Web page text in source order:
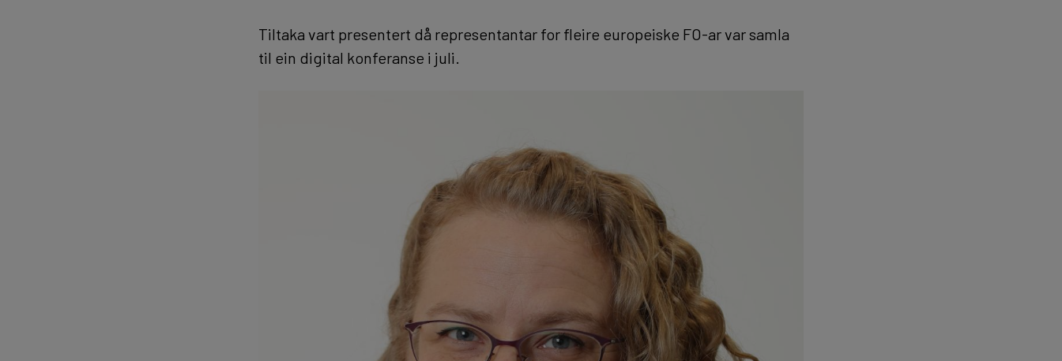
Tiltaka vart presentert då representantar for fleire europeiske FO-ar var samla
til ein digital konferanse i juli.